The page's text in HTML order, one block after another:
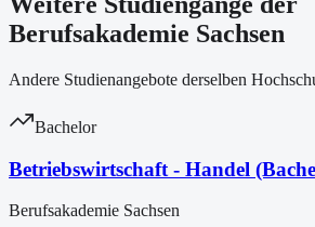
Berufsakademie Sachsen
Andere Studienangebote derselben
Bachelor
Betriebswirtschaft - Handel
Berufsakademie Sachsen